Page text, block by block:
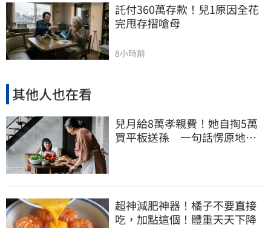
託付360萬存款！兒1原因全花
完甩存摺嗆母
8小時前
其他人也在看
兒月給8萬孝親費！她自掏5萬
買平板送孫 一句話愣原地
超神減肥神器！橘子不要直接
吃，加點這個！體重天天下降